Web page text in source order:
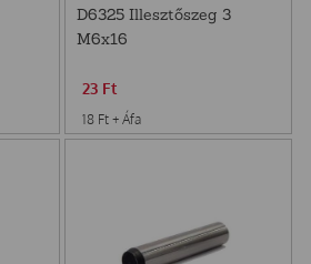
D6325 Illesztőszeg 3
M6x16
23 Ft
18 Ft + Áfa